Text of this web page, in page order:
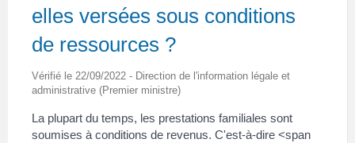
elles versées sous conditions
de ressources ?
Vérifié le 22/09/2022 - Direction de l'information légale et
administrative (Premier ministre)
La plupart du temps, les prestations familiales sont
soumises à conditions de revenus. C'est-à-dire <span